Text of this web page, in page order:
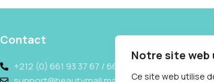
Notre site
Ce site web utilise
Contact
+212 (0) 661 93 37 67 / 662 69 10 87